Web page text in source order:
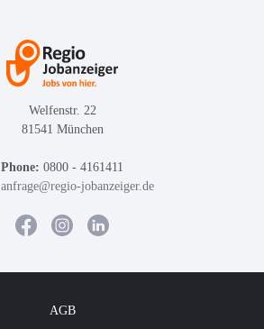
Welfenstr. 22
81541 München
Phone: 0800 - 4161411
anfrage@regio-jobanzeiger.de
AGB